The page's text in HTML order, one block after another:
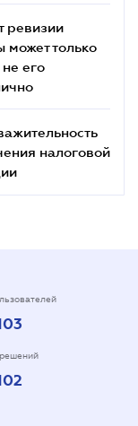
ревизии
может только
его
налоговой